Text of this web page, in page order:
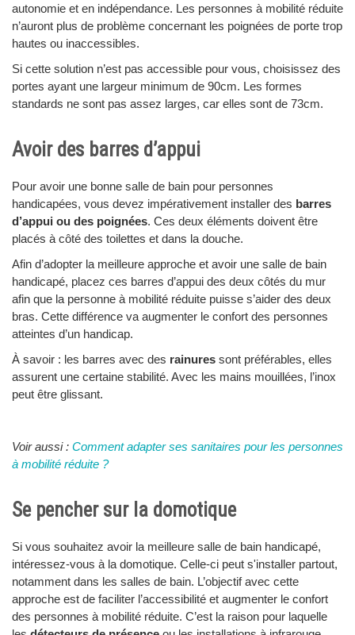
autonomie et en indépendance. Les personnes à mobilité réduite
n’auront plus de problème concernant les poignées de porte trop
hautes ou inaccessibles.
Si cette solution n’est pas accessible pour vous, choisissez des
portes ayant une largeur minimum de 90cm. Les formes
standards ne sont pas assez larges, car elles sont de 73cm.
Avoir des barres d’appui
Pour avoir une bonne salle de bain pour personnes
handicapées, vous devez impérativement installer des barres
d’appui ou des poignées. Ces deux éléments doivent être
placés à côté des toilettes et dans la douche.
Afin d’adopter la meilleure approche et avoir une salle de bain
handicapé, placez ces barres d’appui des deux côtés du mur
afin que la personne à mobilité réduite puisse s’aider des deux
bras. Cette différence va augmenter le confort des personnes
atteintes d’un handicap.
À savoir : les barres avec des rainures sont préférables, elles
assurent une certaine stabilité. Avec les mains mouillées, l’inox
peut être glissant.
Voir aussi : Comment adapter ses sanitaires pour les personnes
à mobilité réduite ?
Se pencher sur la domotique
Si vous souhaitez avoir la meilleure salle de bain handicapé,
intéressez-vous à la domotique. Celle-ci peut s'installer partout,
notamment dans les salles de bain. L’objectif avec cette
approche est de faciliter l’accessibilité et augmenter le confort
des personnes à mobilité réduite. C’est la raison pour laquelle